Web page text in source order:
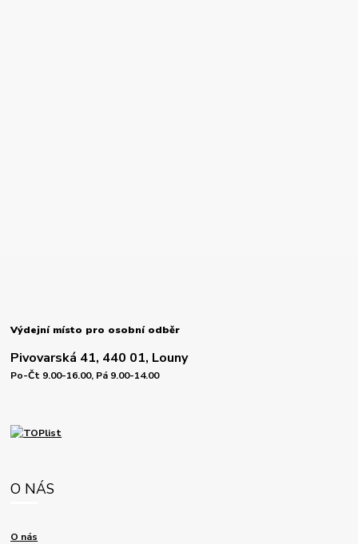
Výdejní místo pro osobní odběr
Pivovarská 41, 440 01, Louny
Po-Čt 9.00-16.00, Pá 9.00-14.00
O NÁS
O nás